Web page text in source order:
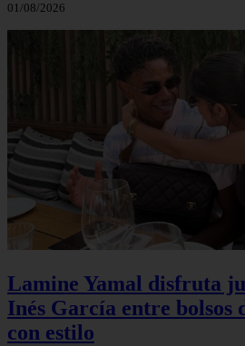
01/08/2026
Lamine Yamal disfruta
Inés García entre bolsos
con estilo